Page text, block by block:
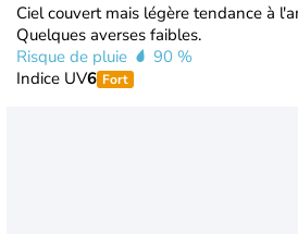
Ciel couvert mais légère tendance à
Quelques averses faibles.
Risque de pluie
90 %
Indice UV6 Fort